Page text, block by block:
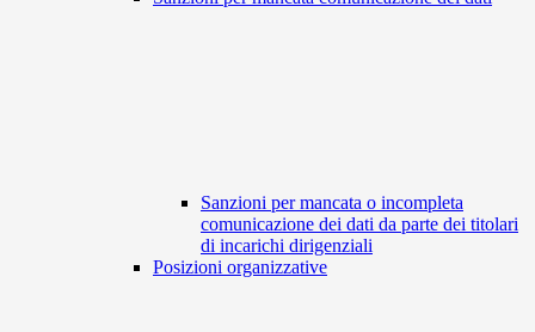
Sanzioni per mancata o incompleta
comunicazione dei dati da parte dei titolari
di incarichi dirigenziali
Posizioni organizzative